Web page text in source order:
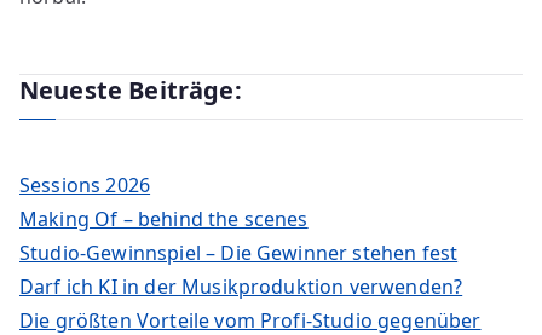
Neueste Beiträge:
Sessions 2026
Making Of – behind the scenes
Studio-Gewinnspiel – Die Gewinner stehen fest
Darf ich KI in der Musikproduktion verwenden?
Die größten Vorteile vom Profi-Studio gegenüber